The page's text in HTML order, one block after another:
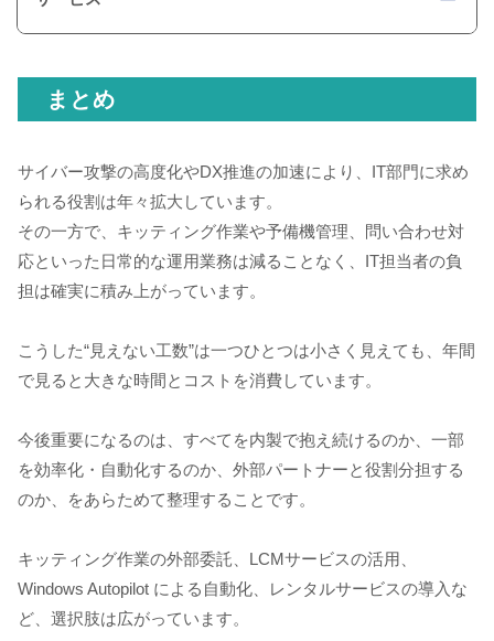
まとめ
サイバー攻撃の高度化やDX推進の加速により、IT部門に求め
られる役割は年々拡大しています。
その一方で、キッティング作業や予備機管理、問い合わせ対
応といった日常的な運用業務は減ることなく、IT担当者の負
担は確実に積み上がっています。
こうした“見えない工数”は一つひとつは小さく見えても、年間
で見ると大きな時間とコストを消費しています。
今後重要になるのは、すべてを内製で抱え続けるのか、一部
を効率化・自動化するのか、外部パートナーと役割分担する
のか、をあらためて整理することです。
キッティング作業の外部委託、LCMサービスの活用、
Windows Autopilot による自動化、レンタルサービスの導入な
ど、選択肢は広がっています。